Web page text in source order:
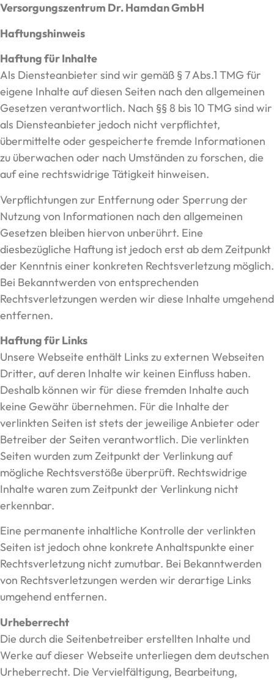
Versorgungszentrum Dr. Hamdan GmbH
Haftungshinweis
Haftung für Inhalte
Als Diensteanbieter sind wir gemäß § 7 Abs.1 TMG für
eigene Inhalte auf diesen Seiten nach den allgemeinen
Gesetzen verantwortlich. Nach §§ 8 bis 10 TMG sind wir
als Diensteanbieter jedoch nicht verpflichtet,
übermittelte oder gespeicherte fremde Informationen
zu überwachen oder nach Umständen zu forschen, die
auf eine rechtswidrige Tätigkeit hinweisen.
Verpflichtungen zur Entfernung oder Sperrung der
Nutzung von Informationen nach den allgemeinen
Gesetzen bleiben hiervon unberührt. Eine
diesbezügliche Haftung ist jedoch erst ab dem Zeitpunkt
der Kenntnis einer konkreten Rechtsverletzung möglich.
Bei Bekanntwerden von entsprechenden
Rechtsverletzungen werden wir diese Inhalte umgehend
entfernen.
Haftung für Links
Unsere Webseite enthält Links zu externen Webseiten
Dritter, auf deren Inhalte wir keinen Einfluss haben.
Deshalb können wir für diese fremden Inhalte auch
keine Gewähr übernehmen. Für die Inhalte der
verlinkten Seiten ist stets der jeweilige Anbieter oder
Betreiber der Seiten verantwortlich. Die verlinkten
Seiten wurden zum Zeitpunkt der Verlinkung auf
mögliche Rechtsverstöße überprüft. Rechtswidrige
Inhalte waren zum Zeitpunkt der Verlinkung nicht
erkennbar.
Eine permanente inhaltliche Kontrolle der verlinkten
Seiten ist jedoch ohne konkrete Anhaltspunkte einer
Rechtsverletzung nicht zumutbar. Bei Bekanntwerden
von Rechtsverletzungen werden wir derartige Links
umgehend entfernen.
Urheberrecht
Die durch die Seitenbetreiber erstellten Inhalte und
Werke auf dieser Webseite unterliegen dem deutschen
Urheberrecht. Die Vervielfältigung, Bearbeitung,